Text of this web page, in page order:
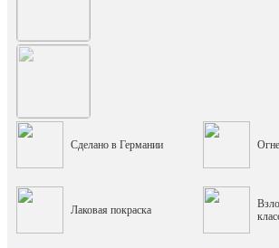
Сделано в Германии
Лаковая покраска